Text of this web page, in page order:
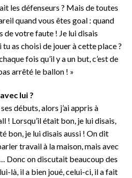
les défenseurs ? Mais de toutes
quand vous êtes goal : quand
de votre faute ! Je lui disais
as choisi de jouer à cette place ?
fois qu’il y a un but, c’est de
arrêté le ballon ! »
lui ?
débuts, alors j’ai appris à
! Lorsqu’il était bon, je lui disais,
bon, je lui disais aussi ! On dit
travail à la maison, mais avec
Donc on discutait beaucoup des
là, il a bien joué, celui-ci, il a fait